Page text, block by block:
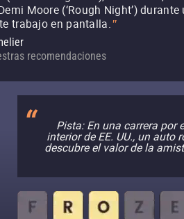
Moore (‘Rough Night’)
trabajo en pantalla."
recomendaciones
Pista: En una carrera por
interior de EE. UU., un auto
descubre el valor de la